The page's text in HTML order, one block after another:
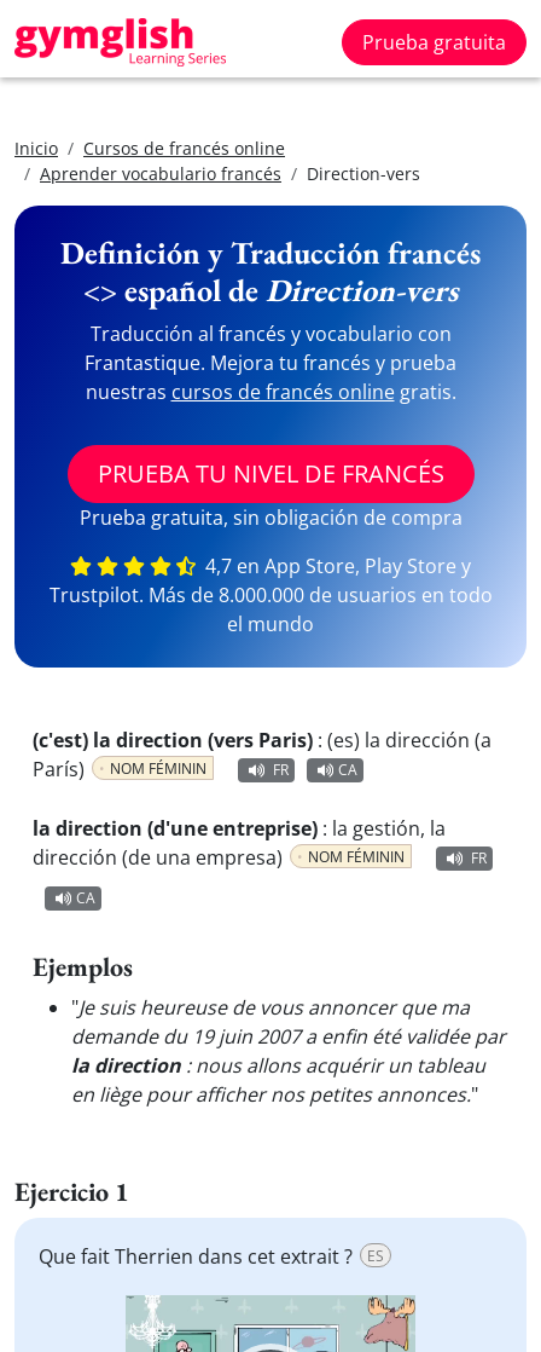
Prueba gratuita
Inicio
Cursos de francés online
Aprender vocabulario francés
Direction-vers
Definición y Traducción francés
<> español deDirection-vers
Traducción al francés y vocabulario con
Frantastique. Mejora tu francés y prueba
nuestras cursos de francés onlinegratis.
PRUEBA TU NIVEL DE FRANCÉS
Prueba gratuita, sin obligación de compra
4,7 en App Store, Play Store y
Trustpilot. Más de 8.000.000 de usuarios en todo
el mundo
(c'est) la direction (vers Paris) : (es) la dirección (a
París)
NOM FÉMININ FR CA
la direction (d'une entreprise) : la gestión, la
dirección (de una empresa)
NOM FÉMININ
FR
CA
Ejemplos
"Je suis heureuse de vous annoncer que ma
demande du 19 juin 2007 a enfin été validée par
la direction : nous allons acquérir un tableau
en liège pour afficher nos petites annonces."
Ejercicio 1
Que fait Therrien dans cet extrait ? ES
Video
Player